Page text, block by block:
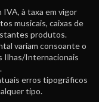
à taxa em vigor
musicais, caixas de
produtos.
variam consoante o
Ilhas/Internacionais
erros tipográficos
tipo.